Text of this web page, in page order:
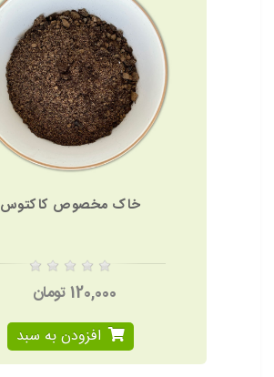
خاک مخصوص کاکتوس
120,000 تومان
افزودن به سبد